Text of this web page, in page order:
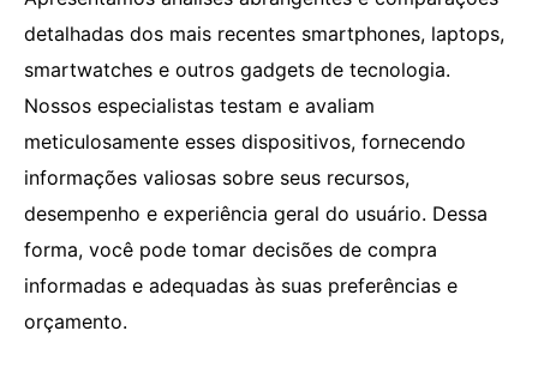
detalhadas dos mais recentes smartphones, laptops,
smartwatches e outros gadgets de tecnologia.
Nossos especialistas testam e avaliam
meticulosamente esses dispositivos, fornecendo
informações valiosas sobre seus recursos,
desempenho e experiência geral do usuário. Dessa
forma, você pode tomar decisões de compra
informadas e adequadas às suas preferências e
orçamento.